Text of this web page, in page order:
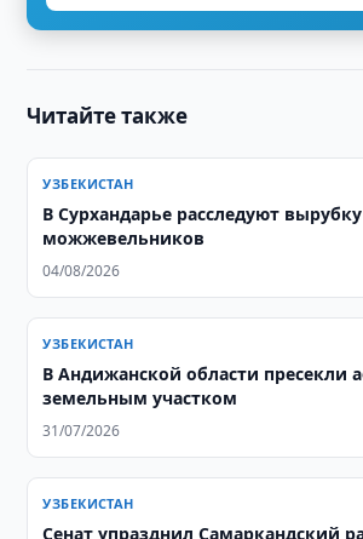
Читайте также
УЗБЕКИСТАН
В Сурхандарье расследуют
можжевельников
04/08/2026
УЗБЕКИСТАН
В Андижанской области пресекли
земельным участком
31/07/2026
УЗБЕКИСТАН
Сенат упразднил Самаркандский